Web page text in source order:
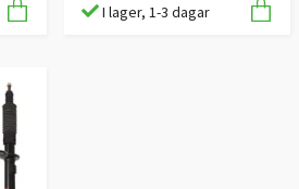
I lager, 1-3 dagar